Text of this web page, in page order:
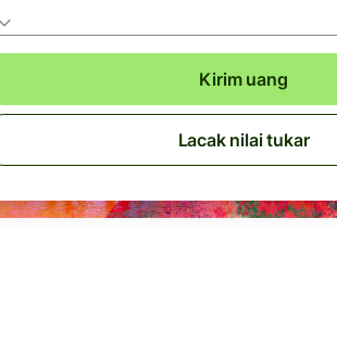
Kirim uang
Lacak nilai tukar